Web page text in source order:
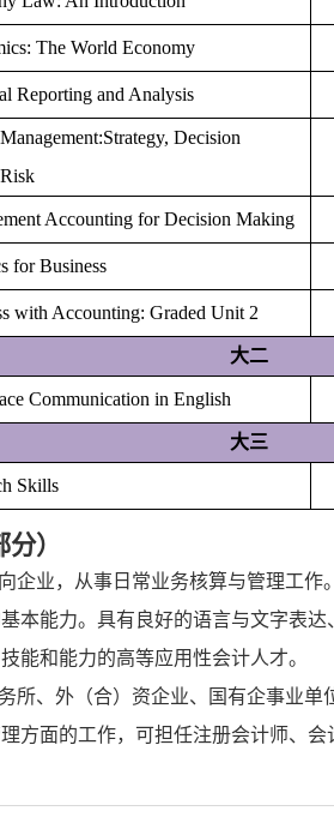
The World Economy
Reporting and Analysis
Decision
Accounting for Decision Making
for Business
with Accounting: Graded Unit 2
大二
Communication in English
大三
Skills
）
企业，从事日常业务核算与管理工
本能力。具有良好的语言与文字表
能和能力的高等应用性会计人才。
所、外（合）资企业、国有企事业
方面的工作，可担任注册会计师、